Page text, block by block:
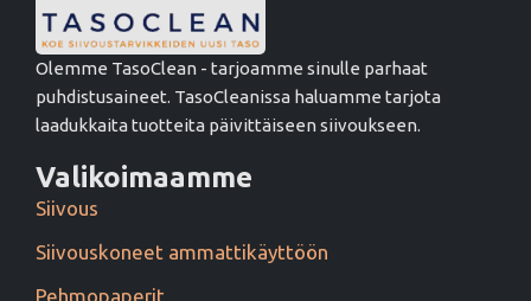
Olemme TasoClean - tarjoamme sinulle parhaat
puhdistusaineet. TasoCleanissa haluamme tarjota
laadukkaita tuotteita päivittäiseen siivoukseen.
Valikoimaamme
Siivous
Siivouskoneet ammattikäyttöön
Pehmopaperit